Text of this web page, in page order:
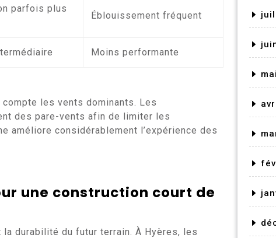
parfois plus
Éblouissement fréquent
Moins performante
les vents dominants. Les
des pare-vents afin de limiter les
améliore considérablement l’expérience des
une construction court de
durabilité du futur terrain. À Hyères, les